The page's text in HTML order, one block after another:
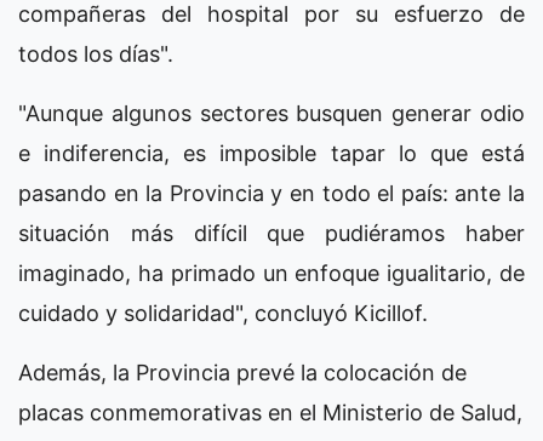
compañeras del hospital por su esfuerzo de
todos los días".
"Aunque algunos sectores busquen generar odio
e indiferencia, es imposible tapar lo que está
pasando en la Provincia y en todo el país: ante la
situación más difícil que pudiéramos haber
imaginado, ha primado un enfoque igualitario, de
cuidado y solidaridad", concluyó Kicillof.
Además, la Provincia prevé la colocación de
placas conmemorativas en el Ministerio de Salud,